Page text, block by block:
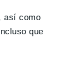
así como
que